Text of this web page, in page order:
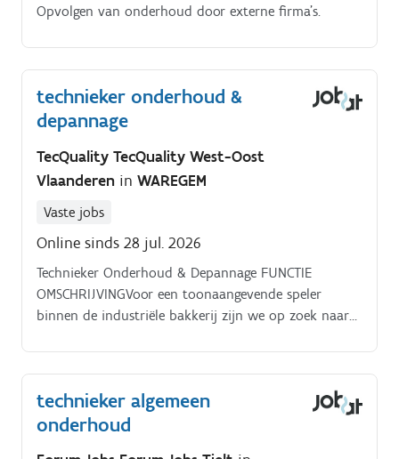
Opvolgen van onderhoud door externe firma’s.
technieker onderhoud &
depannage
TecQuality TecQuality West-Oost
Vlaanderen in WAREGEM
Vaste jobs
Online sinds 28 jul. 2026
Technieker Onderhoud & Depannage FUNCTIE
OMSCHRIJVINGVoor een toonaangevende speler
binnen de industriële bakkerij zijn we op zoek naar
technieker ben je verantwoordelijk voor het
preventief onderhoud, oplossen van storingen en
technisch ondersteunen van de productie. Jouw
takenpakket: Beheer van het machinepark Opmaken
technieker algemeen
onderhoud